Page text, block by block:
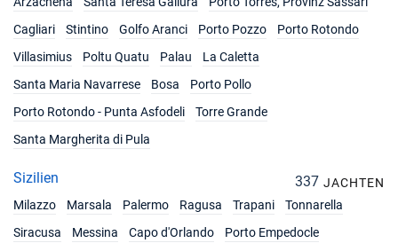
Cagliari
Stintino Golfo Aranci Porto Pozzo
Porto Rotondo
Villasimius
Poltu Quatu Palau
La Caletta
Santa Maria Navarrese
Bosa
Porto Pollo
Porto Rotondo - Punta Asfodeli
Torre Grande
Santa Margherita di Pula
Sizilien 337 JACHTEN
Milazzo
Marsala Palermo Ragusa Trapani
Tonnarella
Siracusa
Messina Capo d'Orlando
Porto Empedocle